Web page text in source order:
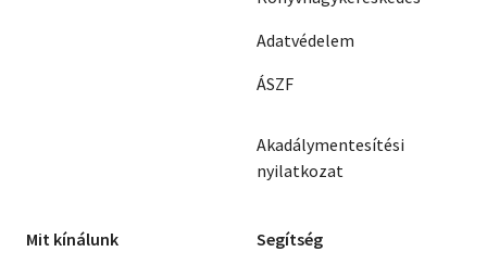
Adatvédelem
ÁSZF
Akadálymentesítési
nyilatkozat
Mit kínálunk Segítség